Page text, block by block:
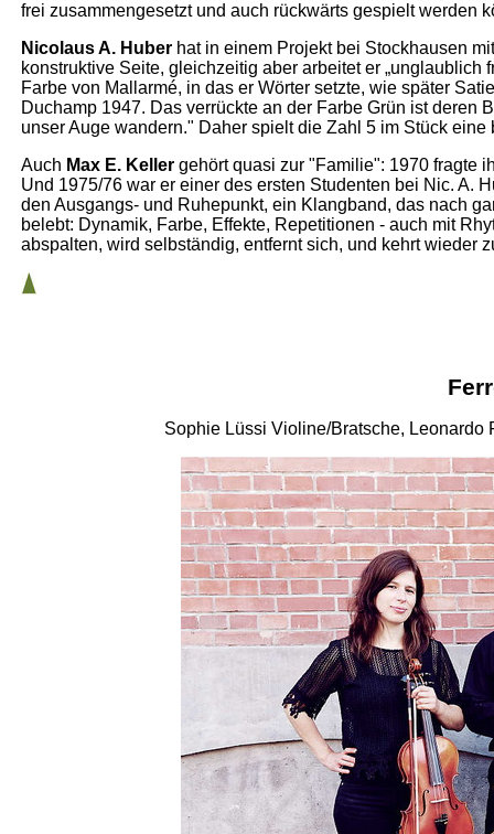
frei zusammengesetzt und auch rückwärts gespielt werden
Nicolaus A. Huber hat in einem Projekt bei Stockhausen
konstruktive Seite, gleichzeitig aber arbeitet er „unglaublich
Farbe von Mallarmé, in das er Wörter setzte, wie später
Duchamp 1947. Das verrückte an der Farbe Grün ist
unser Auge wandern." Daher spielt die Zahl 5 im Stück eine
Auch Max E. Keller gehört quasi zur "Familie": 1970 fragte
Und 1975/76 war er einer des ersten Studenten bei Nic. A.
den Ausgangs- und Ruhepunkt, ein Klangband, das nach
belebt: Dynamik, Farbe, Effekte, Repetitionen - auch mit
abspalten, wird selbständig, entfernt sich, und kehrt wieder
Sophie Lüssi Violine/Bratsche,